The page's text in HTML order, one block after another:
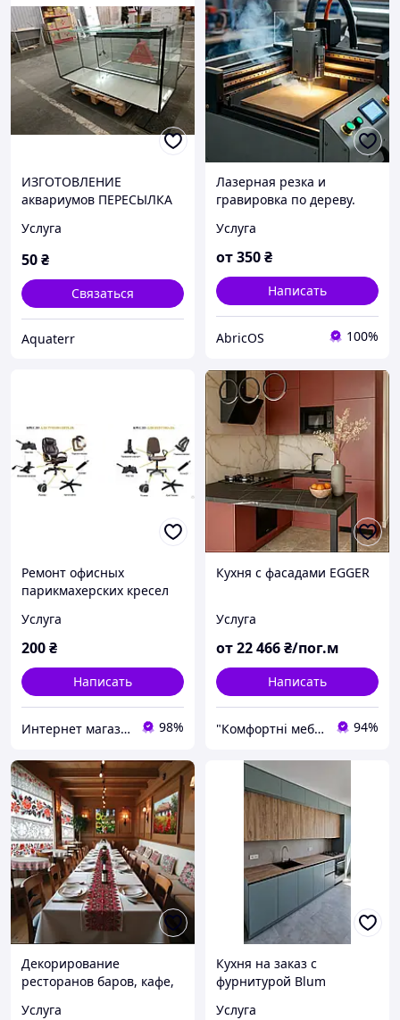
ИЗГОТОВЛЕНИЕ
аквариумов ПЕРЕСЫЛКА
Услуга
50₴
Связаться
Aquaterr
Лазерная резка и
гравировка по дереву.
фанеры
Услуга
от350₴
Написать
AbricOS 100%
Ремонт офисных
парикмахерских кресел
Услуга
200₴
Написать
Интернет магазин Мебель Нова. ЧП "МЕБЕЛЬ КИЕВ" 98%
Кухня с фасадами EGGER
Услуга
от22 466₴/пог.м
Написать
"Комфортні меблі" 94%
Декорирование
ресторанов баров, кафе,
Услуга
Кухня на заказ с
фурнитурой Blum
Услуга